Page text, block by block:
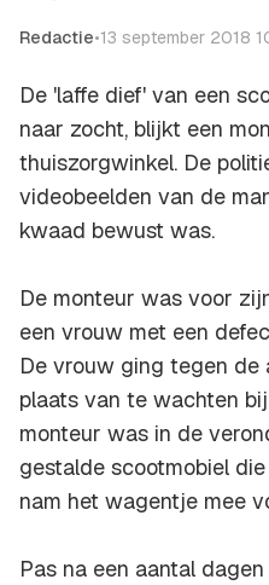
Redactie•13 september 2018
De 'laffe dief' van een
naar zocht, blijkt een
thuiszorgwinkel. De
videobeelden van de
kwaad bewust was.
De monteur was voor
een vrouw met een
De vrouw ging tegen de
plaats van te wachten
monteur was in de
gestalde scootmobiel
nam het wagentje mee
Pas na een aantal